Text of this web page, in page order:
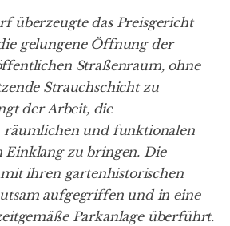
überzeugte das Preisgericht
gelungene Öffnung der
Straßenraum, ohne
Strauchschicht zu
der Arbeit, die
räumlichen und funktionalen
zu bringen. Die
ihren gartenhistorischen
aufgegriffen und in eine
Parkanlage überführt.